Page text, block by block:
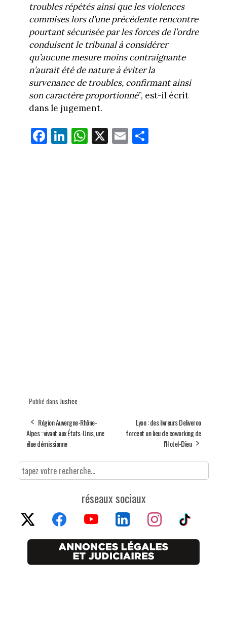
troubles répétés ainsi que les violences
commises lors d’une précédente rencontre
pourtant sécurisée par les forces de l’ordre
conduisent le tribunal à considérer
qu’aucune mesure moins contraignante
n’aurait été de nature à éviter la
survenance de troubles, confirmant ainsi
son caractère proportionné”, est-il écrit
dans le jugement.
Fa
ce
Li
nk
W
ha
X E
m
Pa
rt
Publié dans Justice
Région Auvergne-Rhône-
Alpes : vivant aux États-Unis, une
élue démissionne
Lyon : des livreurs Deliveroo
forcent un lieu de coworking de
l'Hotel-Dieu
réseaux sociaux